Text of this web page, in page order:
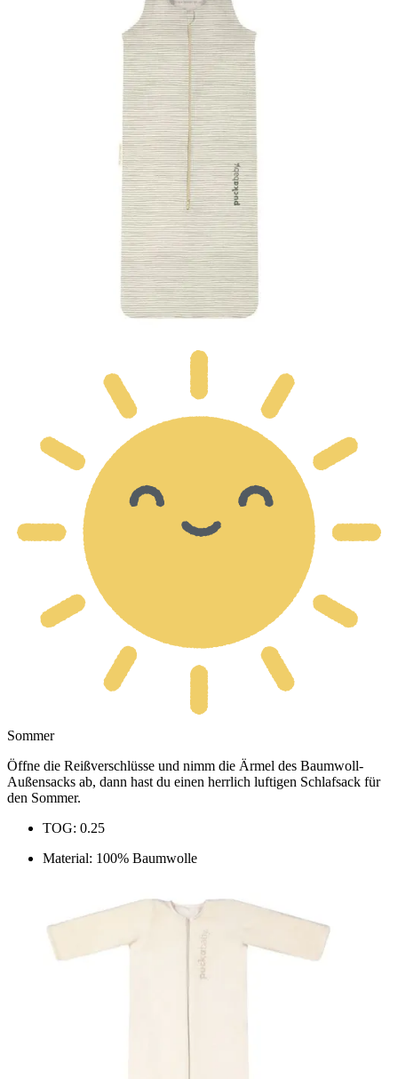
Sommer
Öffne die Reißverschlüsse und nimm die Ärmel des Baumwoll-
Außensacks ab, dann hast du einen herrlich luftigen Schlafsack für
den Sommer.
TOG: 0.25
Material: 100% Baumwolle